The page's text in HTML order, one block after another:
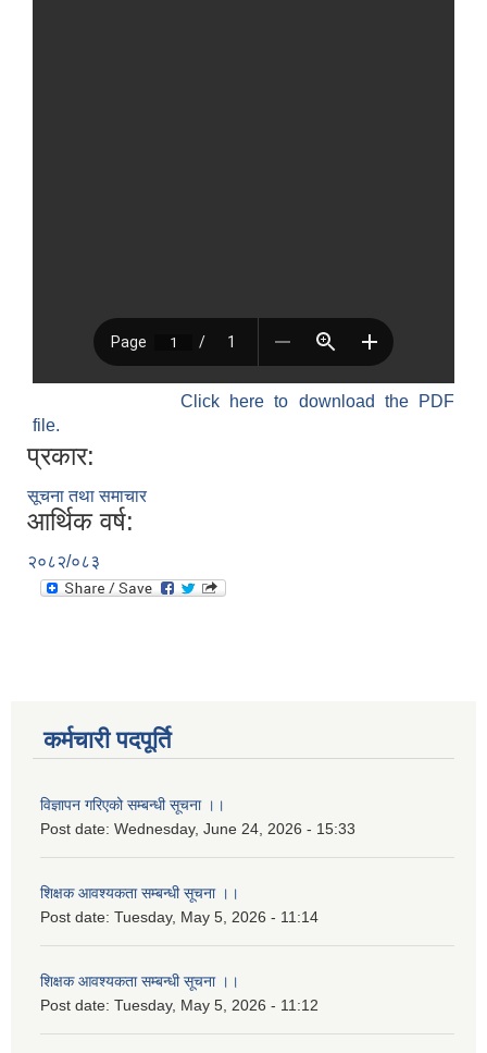
Click here to download the PDF
file.
प्रकार:
सूचना तथा समाचार
आर्थिक वर्ष:
२०८२/०८३
कर्मचारी पदपूर्ति
विज्ञापन गरिएको सम्बन्धी सूचना ।।
Post date: Wednesday, June 24, 2026 - 15:33
शिक्षक आवश्यकता सम्बन्धी सूचना ।।
Post date: Tuesday, May 5, 2026 - 11:14
शिक्षक आवश्यकता सम्बन्धी सूचना ।।
Post date: Tuesday, May 5, 2026 - 11:12